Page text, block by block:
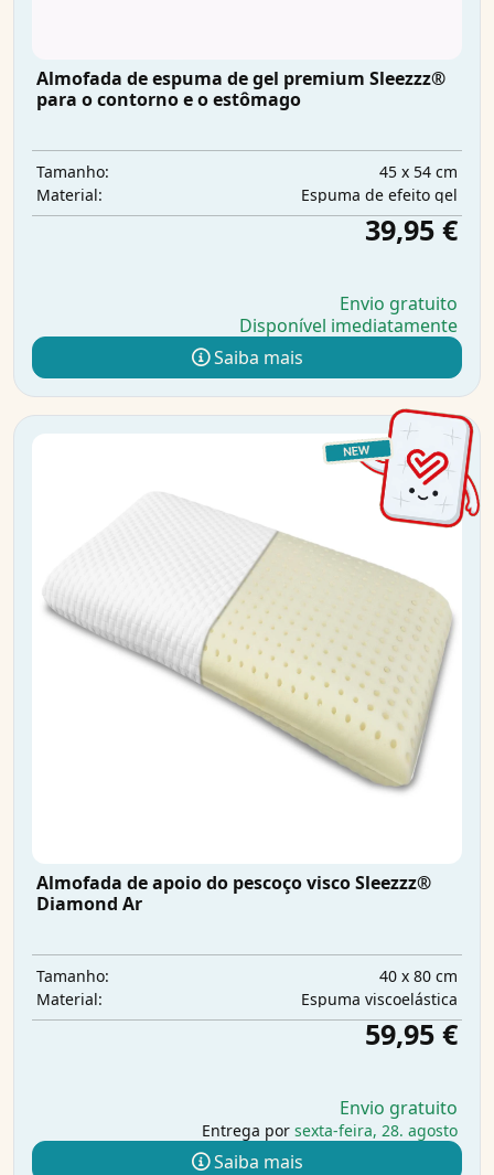
Almofada de espuma de gel premium Sleezzz®
para o contorno e o estômago
Tamanho:
45 x 54 cm
Material:
Espuma de efeito gel
39,95 €
Envio gratuito
Disponível imediatamente
Saiba mais
Almofada de apoio do pescoço visco Sleezzz®
Diamond Ar
Tamanho:
40 x 80 cm
Material:
Espuma viscoelástica
59,95 €
Envio gratuito
Entrega por sexta-feira, 28. agosto
Saiba mais